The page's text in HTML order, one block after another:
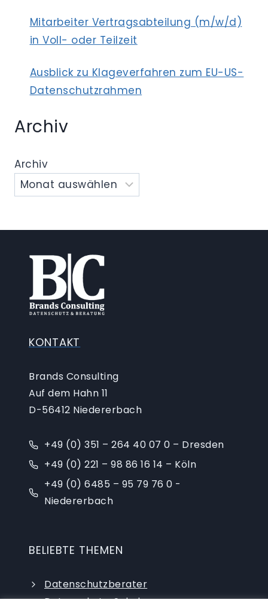
Mitarbeiter Vertragsabteilung (m/w/d)
in Voll- oder Teilzeit
Ausblick zu Klageverfahren zum EU-US-
Datenschutzrahmen
Archiv
Archiv
KONTAKT
Brands Consulting
Auf dem Hahn 11
D-56412 Niedererbach
+49 (0) 351 – 264 40 07 0 – Dresden
+49 (0) 221 – 98 86 16 14 – Köln
+49 (0) 6485 – 95 79 76 0 -
Niedererbach
BELIEBTE THEMEN
Datenschutzberater
Datenschutz-Schulungen